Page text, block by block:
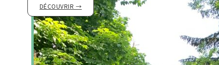
DÉCOUVRIR →